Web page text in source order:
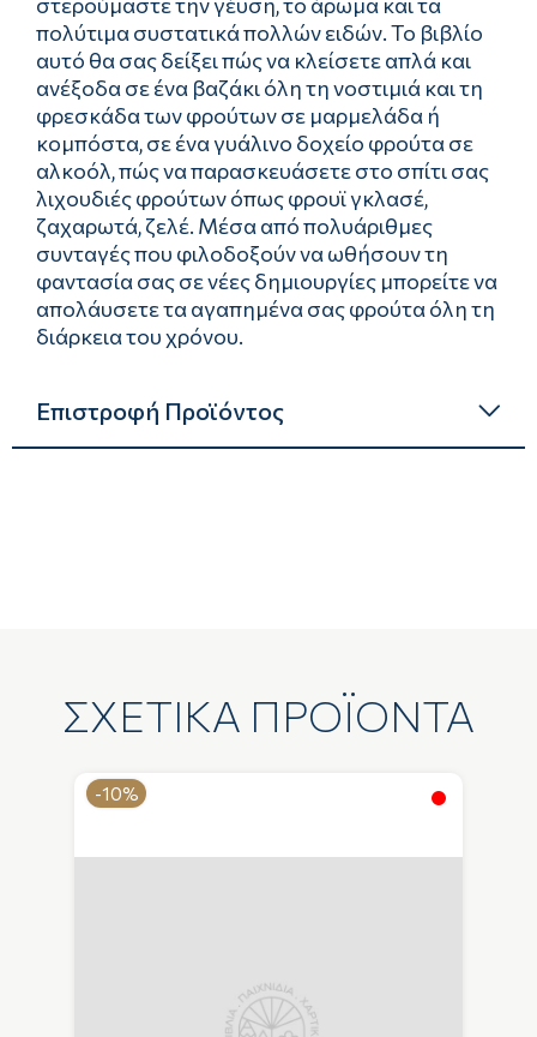
πολύτιμα συστατικά πολλών ειδών. Το βιβλίο
αυτό θα σας δείξει πώς να κλείσετε απλά και
ανέξοδα σε ένα βαζάκι όλη τη νοστιμιά και τη
φρεσκάδα των φρούτων σε μαρμελάδα ή
κομπόστα, σε ένα γυάλινο δοχείο φρούτα σε
αλκοόλ, πώς να παρασκευάσετε στο σπίτι σας
λιχουδιές φρούτων όπως φρουϊ γκλασέ,
ζαχαρωτά, ζελέ. Μέσα από πολυάριθμες
συνταγές που φιλοδοξούν να ωθήσουν τη
φαντασία σας σε νέες δημιουργίες μπορείτε να
απολάυσετε τα αγαπημένα σας φρούτα όλη τη
διάρκεια του χρόνου.
Επιστροφή Προϊόντος
ΣΧΕΤΙΚΑ ΠΡΟΪΟΝΤΑ
-10%